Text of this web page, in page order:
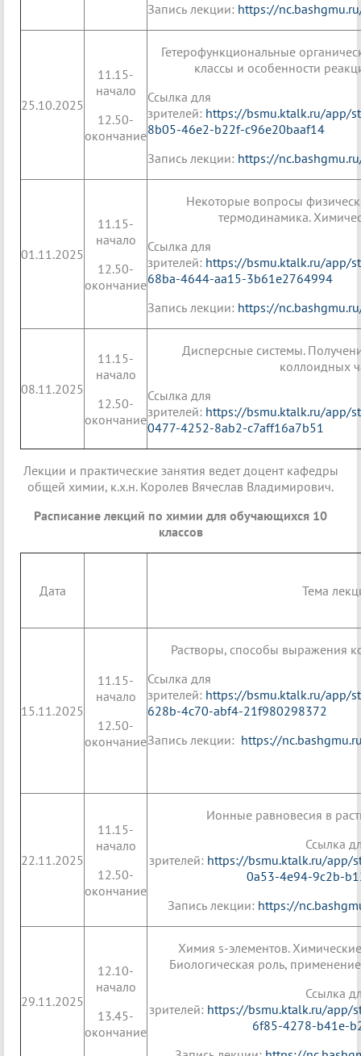
Запись лекции: https://
25.10.2025
11.15-
начало
12.50-
окончание
Гетерофункциональные
классы и особенности
Ссылка для
зрителей: https://bsmu.ktalk.ru/app/
8b05-46e2-b22f-c96e20baaf14
Запись лекции: https://
01.11.2025
11.15-
начало
12.50-
окончание
Некоторые вопросы
термодинамика.
Ссылка для
зрителей: https://bsmu.ktalk.ru/app/
68ba-4644-aa15-3b61e2764994
Запись лекции: https://
08.11.2025
11.15-
начало
12.50-
окончание
Дисперсные системы.
коллоидных
Ссылка для
зрителей: https://bsmu.ktalk.ru/app/
0477-4252-8ab2-c7aff16a7b51
Лекции и практические занятия ведет доцент кафедры
общей химии, к.х.н. Королев Вячеслав Владимирович.
Расписание лекций по химии для обучающихся 10
классов
Дата Тема
15.11.2025
11.15-
начало
12.50-
окончание
Растворы, способы выражения
Ссылка для
зрителей: https://bsmu.ktalk.ru/app/
628b-4c70-abf4-21f980298372
Запись лекции: https://
22.11.2025
11.15-
начало
12.50-
окончание
Ионные равновесия в
Ссылка
зрителей: https://bsmu.ktalk.ru/app/
0a53-4e94-9c2b-
Запись лекции: https://
29.11.2025
12.10-
начало
13.45-
окончание
Химия s-элементов.
Биологическая роль,
Ссылка
зрителей: https://bsmu.ktalk.ru/app/
6f85-4278-b41e-